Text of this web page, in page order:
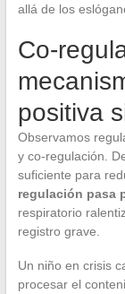
allá de los
Co-
positiva
Observamos
y co-regulación.
suficiente para
regulación pasa
respiratorio
registro grave.
Un niño en crisis
procesar el